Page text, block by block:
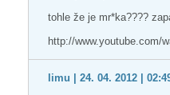
tohle že je mr*ka????
http://www.youtube.com/
limu | 24. 04. 2012 |